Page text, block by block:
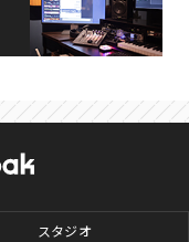
スタジオ